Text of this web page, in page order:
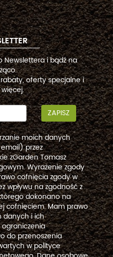
Newslettera i bądź na
oferty specjalne i
ZAPISZ
moich danych
przez
zGarden Tomasz
Wyrażenie zgody
cofnięcia zgody w
wpływu na zgodność z
dokonano na
cofnięciem. Mam prawo
danych i ich
do przenoszenia
w polityce